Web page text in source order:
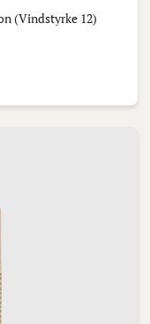
(Vindstyrke 12)